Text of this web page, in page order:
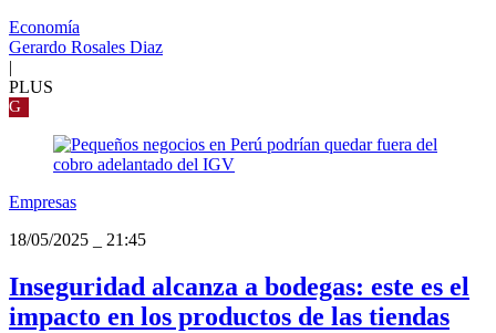
Economía
Gerardo Rosales Diaz
|
PLUS
G
Empresas
18/05/2025
21:45
Inseguridad alcanza a bodegas: este es el
impacto en los productos de las tiendas